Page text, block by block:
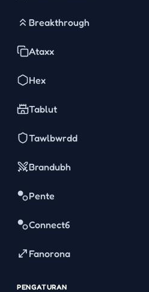
Breakthrough
Ataxx
Hex
Tablut
Tawlbwrdd
Brandubh
Pente
Connect6
Fanorona
PENGATURAN